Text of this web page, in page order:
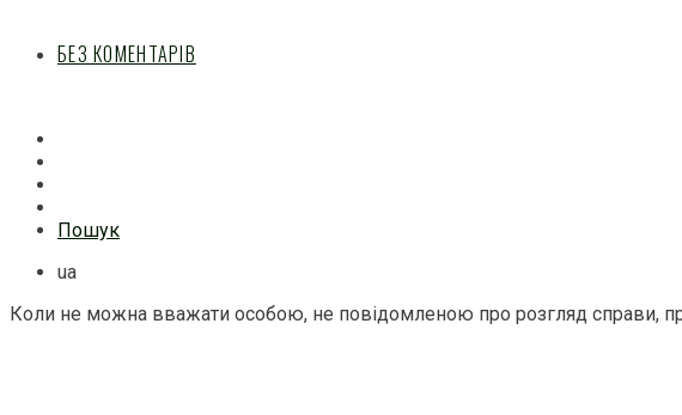
БЕЗ КОМЕНТАРІВ
Пошук
ua
Коли не можна вважати особою, не повідомленою про розгляд справи,